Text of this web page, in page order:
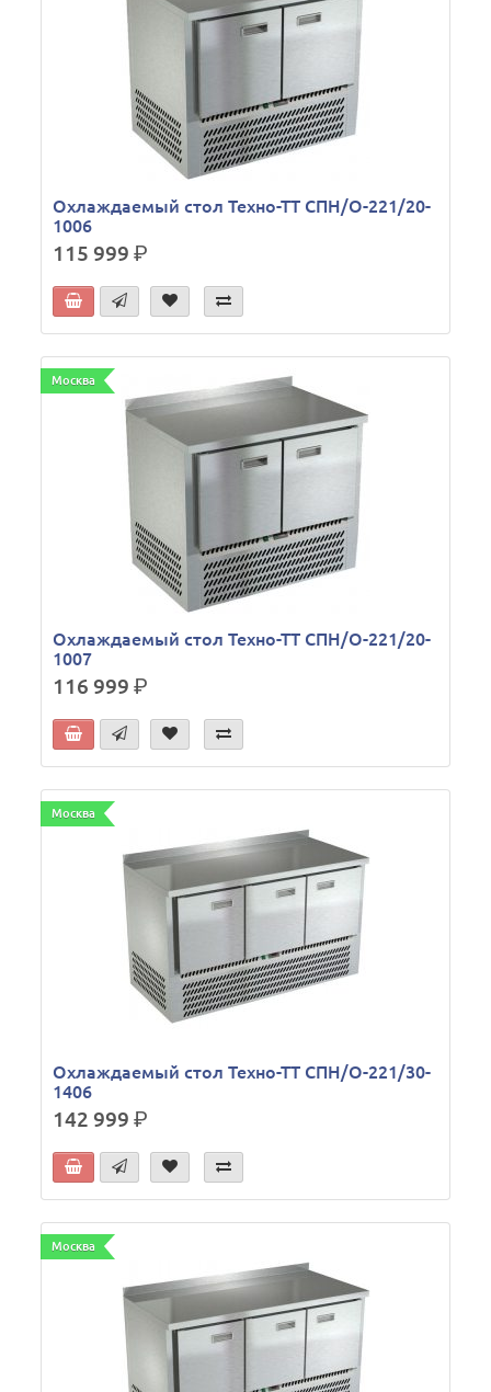
Охлаждаемый стол Техно-ТТ СПН/О-221/20-
1006
115 999р.
Москва
Охлаждаемый стол Техно-ТТ СПН/О-221/20-
1007
116 999р.
Москва
Охлаждаемый стол Техно-ТТ СПН/О-221/30-
1406
142 999р.
Москва